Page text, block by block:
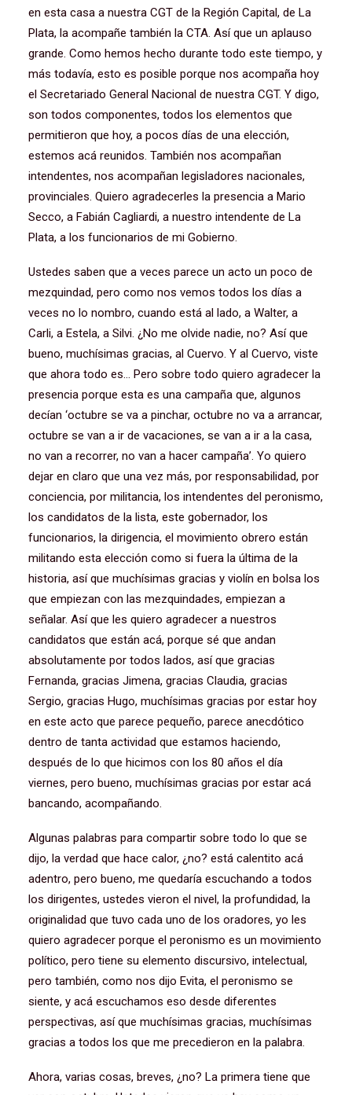
en esta casa a nuestra CGT de la Región Capital, de La
Plata, la acompañe también la CTA. Así que un aplauso
grande. Como hemos hecho durante todo este tiempo, y
más todavía, esto es posible porque nos acompaña hoy
el Secretariado General Nacional de nuestra CGT. Y digo,
son todos componentes, todos los elementos que
permitieron que hoy, a pocos días de una elección,
estemos acá reunidos. También nos acompañan
intendentes, nos acompañan legisladores nacionales,
provinciales. Quiero agradecerles la presencia a Mario
Secco, a Fabián Cagliardi, a nuestro intendente de La
Plata, a los funcionarios de mi Gobierno.
Ustedes saben que a veces parece un acto un poco de
mezquindad, pero como nos vemos todos los días a
veces no lo nombro, cuando está al lado, a Walter, a
Carli, a Estela, a Silvi. ¿No me olvide nadie, no? Así que
bueno, muchísimas gracias, al Cuervo. Y al Cuervo, viste
que ahora todo es… Pero sobre todo quiero agradecer la
presencia porque esta es una campaña que, algunos
decían ‘octubre se va a pinchar, octubre no va a arrancar,
octubre se van a ir de vacaciones, se van a ir a la casa,
no van a recorrer, no van a hacer campaña’. Yo quiero
dejar en claro que una vez más, por responsabilidad, por
conciencia, por militancia, los intendentes del peronismo,
los candidatos de la lista, este gobernador, los
funcionarios, la dirigencia, el movimiento obrero están
militando esta elección como si fuera la última de la
historia, así que muchísimas gracias y violín en bolsa los
que empiezan con las mezquindades, empiezan a
señalar. Así que les quiero agradecer a nuestros
candidatos que están acá, porque sé que andan
absolutamente por todos lados, así que gracias
Fernanda, gracias Jimena, gracias Claudia, gracias
Sergio, gracias Hugo, muchísimas gracias por estar hoy
en este acto que parece pequeño, parece anecdótico
dentro de tanta actividad que estamos haciendo,
después de lo que hicimos con los 80 años el día
viernes, pero bueno, muchísimas gracias por estar acá
bancando, acompañando.
Algunas palabras para compartir sobre todo lo que se
dijo, la verdad que hace calor, ¿no? está calentito acá
adentro, pero bueno, me quedaría escuchando a todos
los dirigentes, ustedes vieron el nivel, la profundidad, la
originalidad que tuvo cada uno de los oradores, yo les
quiero agradecer porque el peronismo es un movimiento
político, pero tiene su elemento discursivo, intelectual,
pero también, como nos dijo Evita, el peronismo se
siente, y acá escuchamos eso desde diferentes
perspectivas, así que muchísimas gracias, muchísimas
gracias a todos los que me precedieron en la palabra.
Ahora, varias cosas, breves, ¿no? La primera tiene que